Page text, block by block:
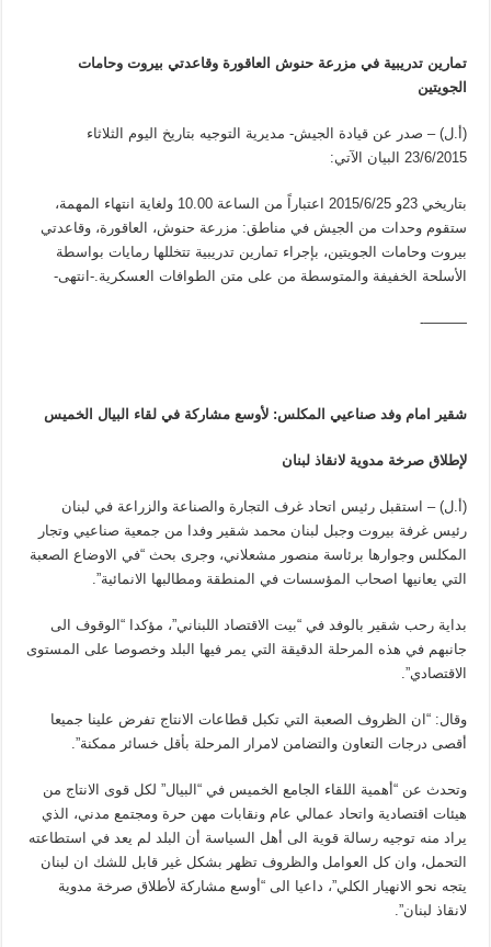
تمارين تدريبية في مزرعة حنوش العاقورة وقاعدتي بيروت وحامات
الجويتين
(أ.ل) – صدر عن قيادة الجيش- مديرية التوجيه بتاريخ اليوم الثلاثاء
23/6/2015 البيان الآتي:
بتاريخي 23و 2015/6/25 اعتباراً من الساعة 10.00 ولغاية انتهاء المهمة،
ستقوم وحدات من الجيش في مناطق: مزرعة حنوش، العاقورة، وقاعدتي
بيروت وحامات الجويتين، بإجراء تمارين تدريبية تتخللها رمايات بواسطة
الأسلحة الخفيفة والمتوسطة من على متن الطوافات العسكرية.-انتهى-
———-
شقير امام وفد صناعيي المكلس: لأوسع مشاركة في لقاء البيال الخميس
لإطلاق صرخة مدوية لانقاذ لبنان
(أ.ل) – استقبل رئيس اتحاد غرف التجارة والصناعة والزراعة في لبنان
رئيس غرفة بيروت وجبل لبنان محمد شقير وفدا من جمعية صناعيي وتجار
المكلس وجوارها برئاسة منصور مشعلاني، وجرى بحث “في الاوضاع الصعبة
التي يعانيها اصحاب المؤسسات في المنطقة ومطالبها الانمائية”.
بداية رحب شقير بالوفد في “بيت الاقتصاد اللبناني”، مؤكدا “الوقوف الى
جانبهم في هذه المرحلة الدقيقة التي يمر فيها البلد وخصوصا على المستوى
الاقتصادي”.
وقال: “ان الظروف الصعبة التي تكبل قطاعات الانتاج تفرض علينا جميعا
أقصى درجات التعاون والتضامن لامرار المرحلة بأقل خسائر ممكنة”.
وتحدث عن “أهمية اللقاء الجامع الخميس في “البيال” لكل قوى الانتاج من
هيئات اقتصادية واتحاد عمالي عام ونقابات مهن حرة ومجتمع مدني، الذي
يراد منه توجيه رسالة قوية الى أهل السياسة أن البلد لم يعد في استطاعته
التحمل، وان كل العوامل والظروف تظهر بشكل غير قابل للشك ان لبنان
يتجه نحو الانهيار الكلي”، داعيا الى “أوسع مشاركة لأطلاق صرخة مدوية
لانقاذ لبنان”.